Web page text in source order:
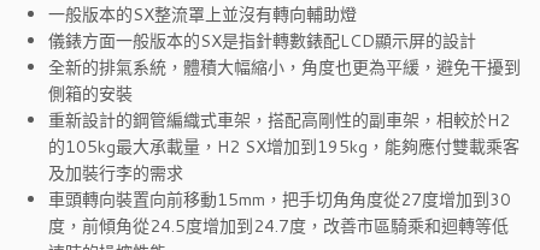
一般版本的SX整流罩上並沒有轉向輔助燈
儀錶方面一般版本的SX是指針轉數錶配LCD顯示屏的設計
全新的排氣系統，體積大幅縮小，角度也更為平緩，避免干擾到
側箱的安裝
重新設計的鋼管編織式車架，搭配高剛性的副車架，相較於H2
的105kg最大承載量，H2 SX增加到195kg，能夠應付雙載乘客
及加裝行李的需求
車頭轉向裝置向前移動15mm，把手切角角度從27度增加到30
度，前傾角從24.5度增加到24.7度，改善市區騎乘和迴轉等低